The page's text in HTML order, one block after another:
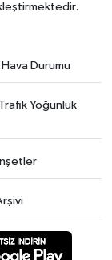
Durumu
Yoğunluk